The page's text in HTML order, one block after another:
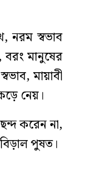
নরম স্বভাব
মানুষের
মায়াবী
নেয়।
করেন না,
পুষত।